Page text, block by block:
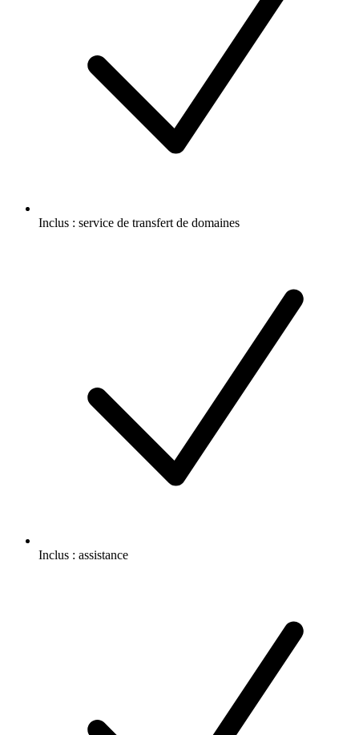
Inclus : service de transfert de domaines
Inclus : assistance